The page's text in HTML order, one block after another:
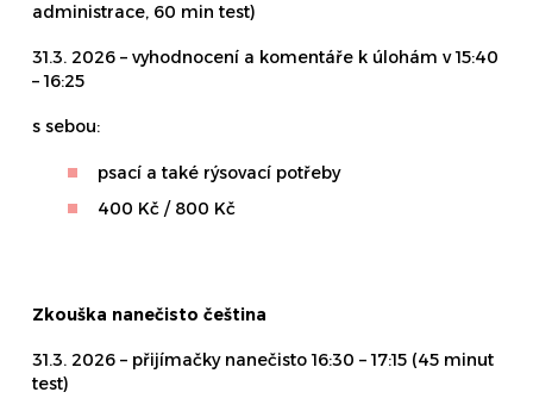
administrace, 60 min test)
31.3. 2026 – vyhodnocení a komentáře k úlohám v 15:40
– 16:25
s sebou:
psací a také rýsovací potřeby
400 Kč / 800 Kč
Zkouška nanečisto čeština
31.3. 2026 – přijímačky nanečisto 16:30 – 17:15 (45 minut
test)